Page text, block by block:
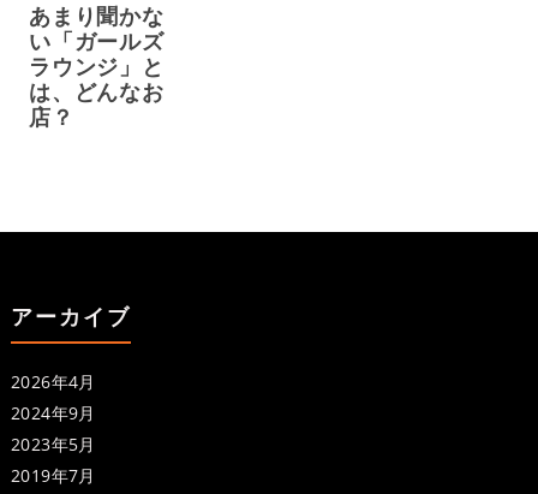
あまり聞かな
い「ガールズ
ラウンジ」と
は、どんなお
店？
アーカイブ
2026年4月
2024年9月
2023年5月
2019年7月